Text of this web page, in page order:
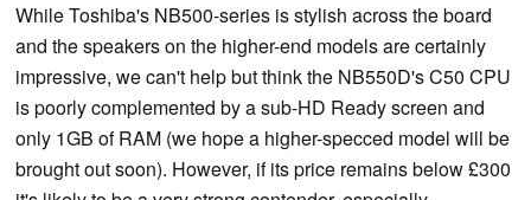
While Toshiba's NB500-series is stylish across the board
and the speakers on the higher-end models are certainly
impressive, we can't help but think the NB550D's C50 CPU
is poorly complemented by a sub-HD Ready screen and
only 1GB of RAM (we hope a higher-specced model will be
brought out soon). However, if its price remains below £300